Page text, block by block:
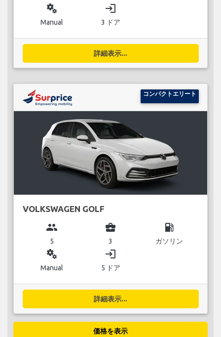
miscellaneous_services
Manual
login
3 ドア
詳細表示...
コンパクトエリート
VOLKSWAGEN GOLF
group
5
business_center
3
local_gas_station
ガソリン
miscellaneous_services
Manual
login
5 ドア
詳細表示...
価格を表示